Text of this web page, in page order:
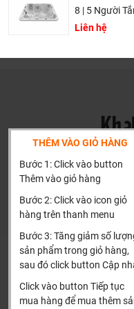
phải là rẻ nhất, chúng
riêng cho ngành
trị với khách hàng,
mà khách hàng
trở thành tri kỷ của ngôi
8 | 5 Người
Liên hệ
THÊM VÀO GIỎ HÀNG
Bước 1: Click vào button
Thêm vào giỏ hàng
Bước 2: Click vào icon giỏ
hàng trên thanh menu
Bước 3: Tăng giảm số
sản phẩm trong giỏ hàng,
sau đó click button Cập
Click vào button Tiếp tục
mua hàng để mua thêm
HN: số 160 đường Văn
(Cách đại học công
HCM và các tỉnh khác:
đặt hàng
0904501766
Thông tin